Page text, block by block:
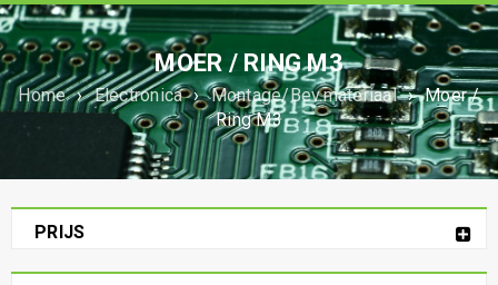
MOER / RING M3
Home › Electronica › Montage/Bev.materiaal › Moer /
Ring M3
PRIJS